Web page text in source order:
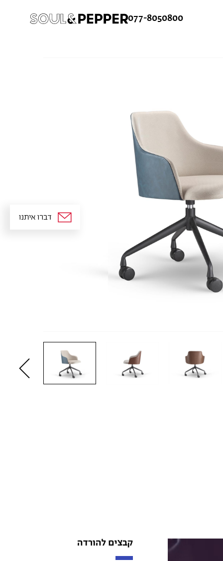
077-8050800
קלה ומהירה במיוחד. המשיכו למילוי
מהיתרונות של משתמש רשום כבר עכשיו.
עבור
קבצים להורדה